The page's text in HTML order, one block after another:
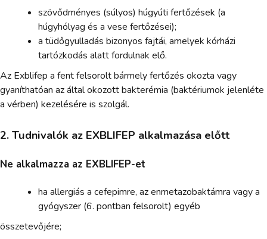
szövődményes (súlyos) húgyúti fertőzések (a
húgyhólyag és a vese fertőzései);
a tüdőgyulladás bizonyos fajtái, amelyek kórházi
tartózkodás alatt fordulnak elő.
Az Exblifep a fent felsorolt bármely fertőzés okozta vagy
gyaníthatóan az által okozott bakterémia (baktériumok jelenléte
a vérben) kezelésére is szolgál.
2. Tudnivalók az EXBLIFEP alkalmazása előtt
Ne alkalmazza az EXBLIFEP-et
ha allergiás a cefepimre, az enmetazobaktámra vagy a
gyógyszer (6. pontban felsorolt) egyéb
összetevőjére;